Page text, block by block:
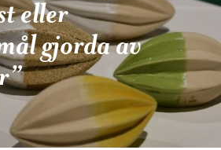
eller
gjorda av